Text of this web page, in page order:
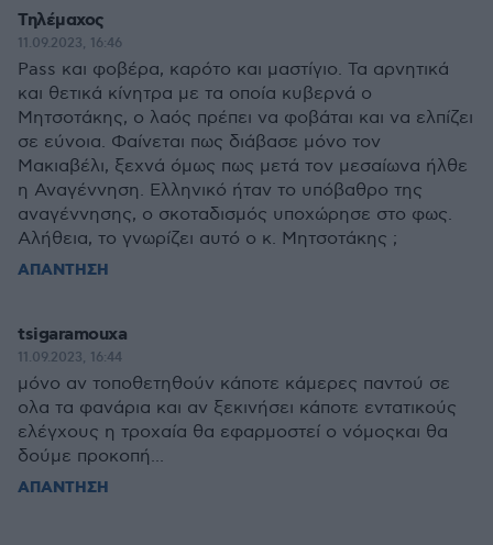
Τηλέμαχος
11.09.2023, 16:46
Pass και φοβέρα, καρότο και μαστίγιο. Τα αρνητικά
και θετικά κίνητρα με τα οποία κυβερνά ο
Μητσοτάκης, ο λαός πρέπει να φοβάται και να ελπίζει
σε εύνοια. Φαίνεται πως διάβασε μόνο τον
Μακιαβέλι, ξεχνά όμως πως μετά τον μεσαίωνα ήλθε
η Αναγέννηση. Ελληνικό ήταν το υπόβαθρο της
αναγέννησης, ο σκοταδισμός υποχώρησε στο φως.
Αλήθεια, το γνωρίζει αυτό ο κ. Μητσοτάκης ;
ΑΠΑΝΤΗΣΗ
tsigaramouxa
11.09.2023, 16:44
μόνο αν τοποθετηθούν κάποτε κάμερες παντού σε
ολα τα φανάρια και αν ξεκινήσει κάποτε εντατικούς
ελέγχους η τροχαία θα εφαρμοστεί ο νόμοςκαι θα
δούμε προκοπή...
ΑΠΑΝΤΗΣΗ